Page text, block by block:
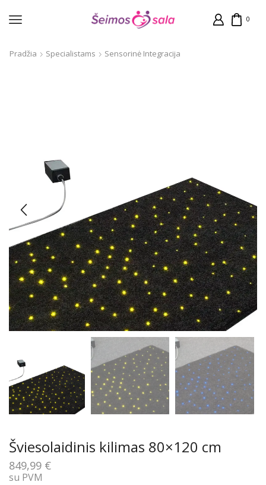
0
Pradžia Specialistams Sensorinė Integracija
Šviesolaidinis kilimas 80×120 cm
849,99 €
su PVM